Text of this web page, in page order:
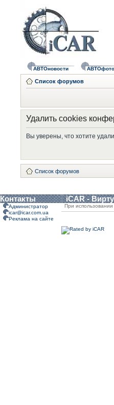
АВТОновости АВТОфото
Список форумов
Удалить cookies
Вы уверены, что хотите
Список форумов
Контакты iCAR -
Администратор
icar@icar.com.ua
Реклама на сайте
При